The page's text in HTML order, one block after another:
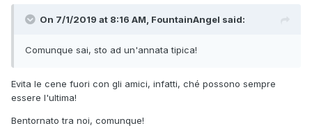
On 7/1/2019 at 8:16 AM, FountainAngel said:
Comunque sai, sto ad un'annata tipica!
Evita le cene fuori con gli amici, infatti, ché possono sempre
essere l'ultima!
Bentornato tra noi, comunque!